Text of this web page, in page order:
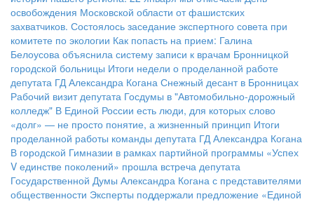
освобождения Московской области от фашистских
захватчиков. Состоялось заседание экспертного совета при
комитете по экологии Как попасть на прием: Галина
Белоусова объяснила систему записи к врачам Бронницкой
городской больницы Итоги недели о проделанной работе
депутата ГД Александра Когана Снежный десант в Бронницах
Рабочий визит депутата Госдумы в "Автомобильно-дорожный
колледж" В Единой России есть люди, для которых слово
«долг» — не просто понятие, а жизненный принцип Итоги
проделанной работы команды депутата ГД Александра Когана
В городской Гимназии в рамках партийной программы «Успех
V единстве поколений» прошла встреча депутата
Государственной Думы Александра Когана с представителями
общественности Эксперты поддержали предложение «Единой